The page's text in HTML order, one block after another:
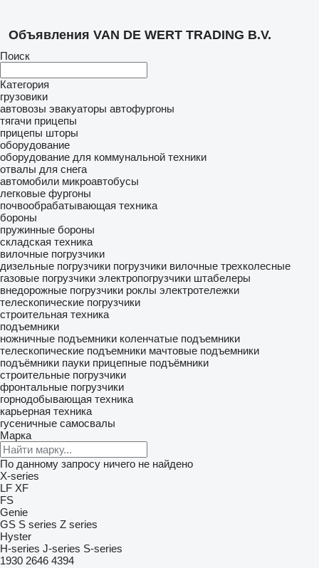
Объявления VAN DE WERT TRADING B.V.
Поиск
Категория
грузовики
автовозы эвакуаторы автофургоны
тягачи прицепы
прицепы шторы
оборудование
оборудование для коммунальной техники
отвалы для снега
автомобили микроавтобусы
легковые фургоны
почвообрабатывающая техника
бороны
пружинные бороны
складская техника
вилочные погрузчики
дизельные погрузчики погрузчики вилочные трехколесные
газовые погрузчики электропогрузчики штабелеры
внедорожные погрузчики роклы электротележки
телескопические погрузчики
строительная техника
подъемники
ножничные подъемники коленчатые подъемники
телескопические подъемники мачтовые подъемники
подъёмники пауки прицепные подъёмники
строительные погрузчики
фронтальные погрузчики
горнодобывающая техника
карьерная техника
гусеничные самосвалы
Марка
По данному запросу ничего не найдено
X-series
LF XF
FS
Genie
GS S series Z series
Hyster
H-series J-series S-series
1930 2646 4394